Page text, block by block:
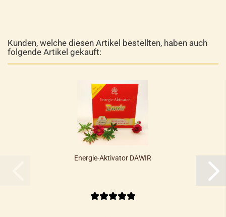
Kunden, welche diesen Artikel bestellten, haben auch
folgende Artikel gekauft:
Energie-Aktivator DAWIR